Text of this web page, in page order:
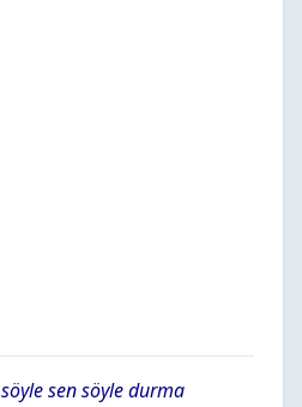
sen söyle durma